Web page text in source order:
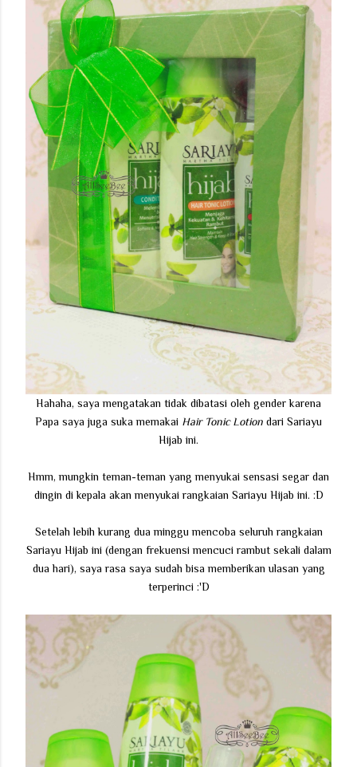
Hahaha, saya mengatakan tidak dibatasi oleh gender karena
Papa saya juga suka memakai Hair Tonic Lotion dari Sariayu
Hijab ini.
Hmm, mungkin teman-teman yang menyukai sensasi segar dan
dingin di kepala akan menyukai rangkaian Sariayu Hijab ini. :D
Setelah lebih kurang dua minggu mencoba seluruh rangkaian
Sariayu Hijab ini (dengan frekuensi mencuci rambut sekali dalam
dua hari), saya rasa saya sudah bisa memberikan ulasan yang
terperinci :'D